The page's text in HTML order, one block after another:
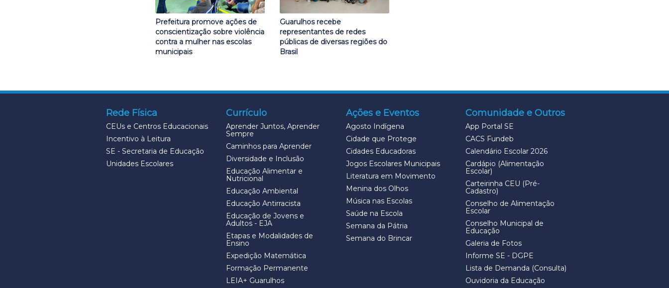
Prefeitura promove ações de
conscientização sobre violência
contra a mulher nas escolas
municipais
Guarulhos recebe
representantes de redes
públicas de diversas regiões do
Brasil
Rede Física
CEUs e Centros Educacionais
Incentivo à Leitura
SE - Secretaria de Educação
Unidades Escolares
Currículo
Aprender Juntos, Aprender
Sempre
Caminhos para Aprender
Diversidade e Inclusão
Educação Alimentar e
Nutricional
Educação Ambiental
Educação Antirracista
Educação de Jovens e
Adultos - EJA
Etapas e Modalidades de
Ensino
Expedição Matemática
Formação Permanente
LEIA+ Guarulhos
Ações e Eventos
Agosto Indígena
Cidade que Protege
Cidades Educadoras
Jogos Escolares Municipais
Literatura em Movimento
Menina dos Olhos
Música nas Escolas
Saúde na Escola
Semana da Pátria
Semana do Brincar
Comunidade e Outros
App Portal SE
CACS Fundeb
Calendário Escolar 2026
Cardápio (Alimentação
Escolar)
Carteirinha CEU (Pré-
Cadastro)
Conselho de Alimentação
Escolar
Conselho Municipal de
Educação
Galeria de Fotos
Informe SE - DGPE
Lista de Demanda (Consulta)
Ouvidoria da Educação